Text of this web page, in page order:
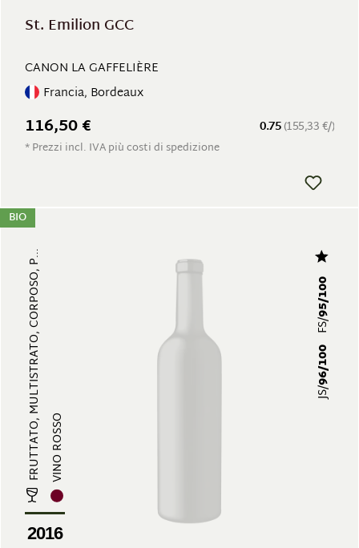
St. Emilion GCC
CANON LA GAFFELIÈRE
Francia, Bordeaux
0.75(155,33 €/)
116,50 €
* Prezzi incl. IVA più costi di spedizione
BIO
FRUTTATO, MULTISTRATO, CORPOSO, P...VINO ROSSO
2016
JS/
96/100
FS/
95/100